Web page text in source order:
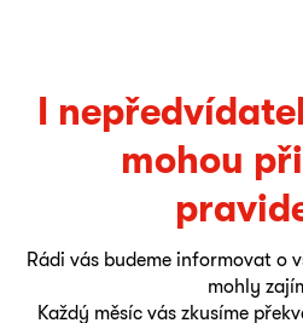
I
mohou
Rádi vás budeme informovat o
mohly
Každý měsíc vás zkusíme